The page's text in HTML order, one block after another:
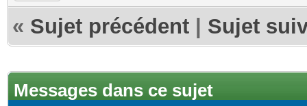
« Sujet précédent Sujet
Messages dans ce sujet